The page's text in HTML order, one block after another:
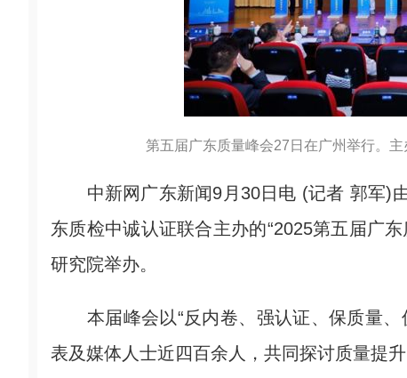
第五届广东质量峰会27日在广州举行。主
中新网广东新闻9月30日电 (记者 郭军)由
东质检中诚认证联合主办的“2025第五届广
研究院举办。
本届峰会以“反内卷、强认证、保质量、
表及媒体人士近四百余人，共同探讨质量提